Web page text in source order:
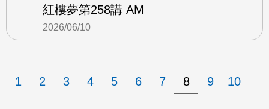
紅樓夢第258講 AM
2026/06/10
1 2 3 4 5 6 7 8 9 10